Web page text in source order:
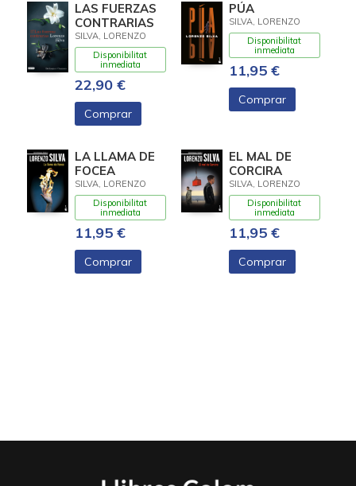
LAS FUERZAS
CONTRARIAS
SILVA, LORENZO
Disponibilitat
inmediata
22,90 €
Comprar
PÚA
SILVA, LORENZO
Disponibilitat
inmediata
11,95 €
Comprar
LA LLAMA DE
FOCEA
SILVA, LORENZO
Disponibilitat
inmediata
11,95 €
Comprar
EL MAL DE
CORCIRA
SILVA, LORENZO
Disponibilitat
inmediata
11,95 €
Comprar